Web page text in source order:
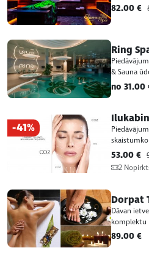
82.00 €
Ring
& Sauna
no 31.00
-41%
53.00 €
2
Dorpat
Dāvan
komplektu
89.00 €